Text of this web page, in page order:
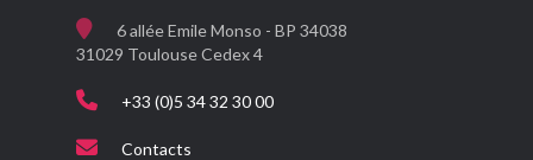
6 allée Emile Monso - BP 34038
31029 Toulouse Cedex 4
+33 (0)5 34 32 30 00
Contacts